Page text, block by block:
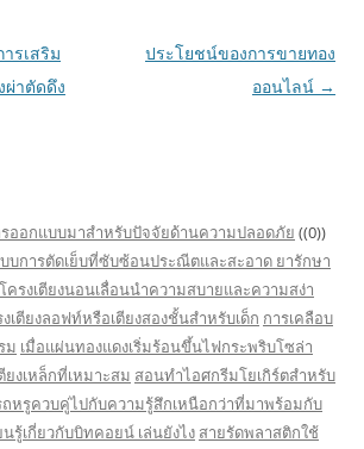
รเสริม
ผ่าตัดดึง
ประโยชน์ของการขายทอง
ออนไลน์ →
ออกแบบมาสำหรับปัจจัยด้านความปลอดภัย ((0))
บบการตัดเย็บที่ซับซ้อนประณีตและสะอาด ยารักษา
โครงเตียงนอนเลื่อนนำความสบายและความสง่า
เตียงลอฟท์หรือเตียงสองชั้นสำหรับเด็ก การเคลือบ
ม เมื่อแผ่นทองแดงเริ่มร้อนขึ้นไฟกระพริบโซล่า
ยงเหล็กที่เหมาะสม สอนทำไอศกรีมโยเกิร์ตสำหรับ
ถหรูควบคู่ไปกับความรู้สึกเหนือกว่าที่มาพร้อมกับ
รู้เกี่ยวกับบิทคอยน์ เล่นยังไง สายรัดพลาสติกใช้